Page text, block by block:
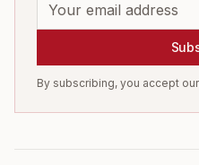
By subscribing, you accept